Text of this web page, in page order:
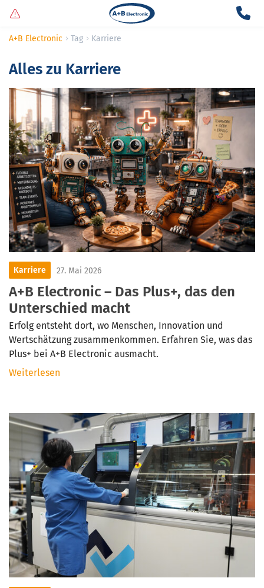
A+B Electronic Tag Karriere
Alles zu Karriere
Karriere 27. Mai 2026
A+B Electronic – Das Plus+, das den
Unterschied macht
Erfolg entsteht dort, wo Menschen, Innovation und
Wertschätzung zusammenkommen. Erfahren Sie, was das
Plus+ bei A+B Electronic ausmacht.
Weiterlesen